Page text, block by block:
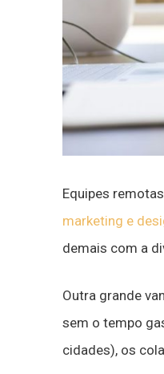
Equipes
marketing e
demais com a
Outra grande
sem o tempo
cidades), os